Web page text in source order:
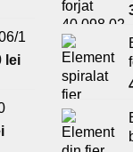
1
leiPrețul
440,00 lei.
Prețul